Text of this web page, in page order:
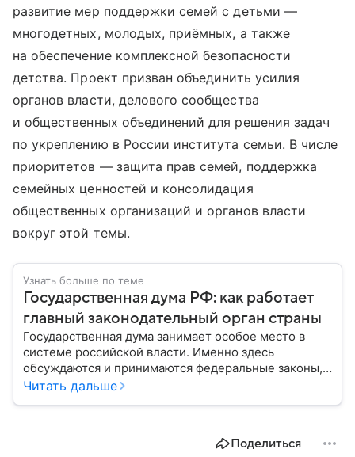
развитие мер поддержки семей с детьми —
многодетных, молодых, приёмных, а также
на обеспечение комплексной безопасности
детства. Проект призван объединить усилия
органов власти, делового сообщества
и общественных объединений для решения задач
по укреплению в России института семьи. В числе
приоритетов — защита прав семей, поддержка
семейных ценностей и консолидация
общественных организаций и органов власти
вокруг этой темы.
Узнать больше по теме
Государственная дума РФ: как работает
главный законодательный орган страны
Государственная дума занимает особое место в
системе российской власти. Именно здесь
обсуждаются и принимаются федеральные законы,
определяющие развитие государства, экономики и
Разбираемся, как устроена Госдума, какие
Читать дальше
Поделиться